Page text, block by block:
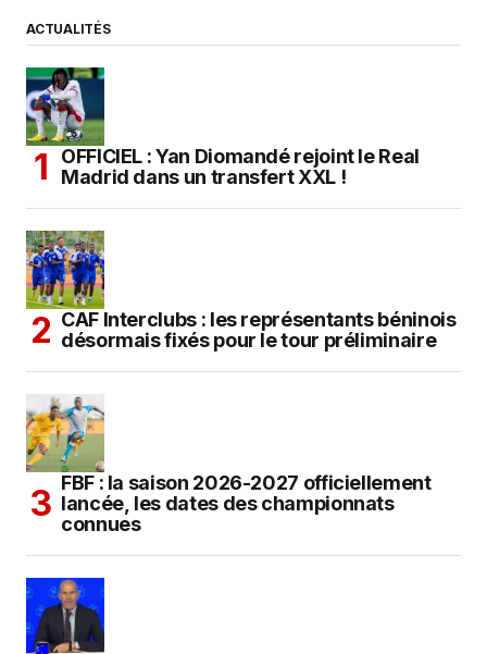
ACTUALITÉS
OFFICIEL : Yan Diomandé rejoint le Real
Madrid dans un transfert XXL !
CAF Interclubs : les représentants béninois
désormais fixés pour le tour préliminaire
FBF : la saison 2026-2027 officiellement
lancée, les dates des championnats
connues